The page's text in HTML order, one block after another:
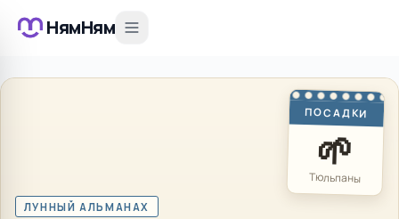
НямНям
ЛУННЫЙ АЛЬМАНАХ
ПОСАДКИ
🌱
Тюльпаны